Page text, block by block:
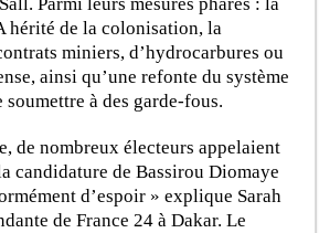
hérité de la colonisation, la
miniers, d’hydrocarbures ou
ainsi qu’une refonte du système
à des garde-fous.
de nombreux électeurs appelaient
candidature de Bassirou Diomaye
d’espoir » explique Sarah
de France 24 à Dakar. Le